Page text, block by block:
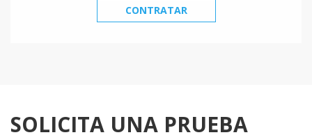
CONTRATAR
SOLICITA UNA PRUEBA